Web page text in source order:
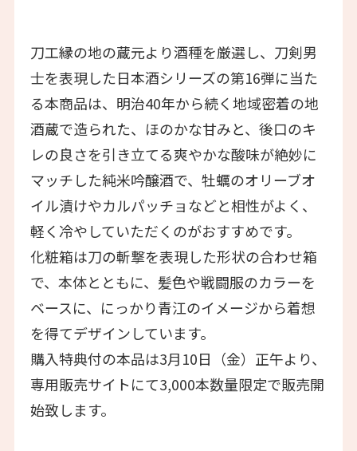
刀工縁の地の蔵元より酒種を厳選し、刀剣男
士を表現した日本酒シリーズの第16弾に当た
る本商品は、明治40年から続く地域密着の地
酒蔵で造られた、ほのかな甘みと、後口のキ
レの良さを引き立てる爽やかな酸味が絶妙に
マッチした純米吟醸酒で、牡蠣のオリーブオ
イル漬けやカルパッチョなどと相性がよく、
軽く冷やしていただくのがおすすめです。
化粧箱は刀の斬撃を表現した形状の合わせ箱
で、本体とともに、髪色や戦闘服のカラーを
ベースに、にっかり青江のイメージから着想
を得てデザインしています。
購入特典付の本品は3月10日（金）正午より、
専用販売サイトにて3,000本数量限定で販売開
始致します。